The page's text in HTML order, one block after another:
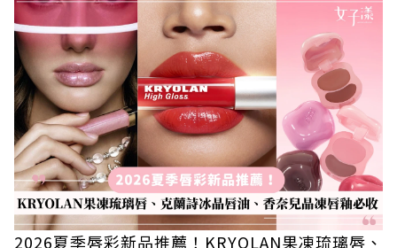
2026夏季唇彩新品推薦！KRYOLAN果凍琉璃唇、